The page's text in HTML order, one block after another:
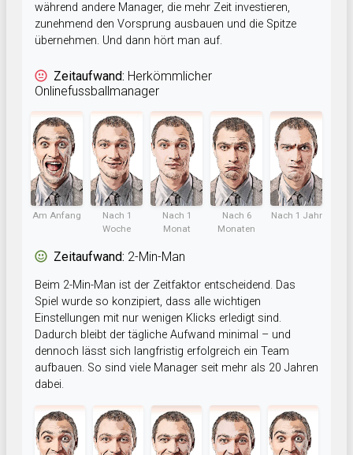
während andere Manager, die mehr Zeit investieren,
zunehmend den Vorsprung ausbauen und die Spitze
übernehmen. Und dann hört man auf.
Zeitaufwand: Herkömmlicher
Onlinefussballmanager
Am Anfang
Nach 1
Woche
Nach 1
Monat
Nach 6
Monaten
Nach 1 Jahr
Zeitaufwand: 2-Min-Man
Beim 2-Min-Man ist der Zeitfaktor entscheidend. Das
Spiel wurde so konzipiert, dass alle wichtigen
Einstellungen mit nur wenigen Klicks erledigt sind.
Dadurch bleibt der tägliche Aufwand minimal – und
dennoch lässt sich langfristig erfolgreich ein Team
aufbauen. So sind viele Manager seit mehr als 20 Jahren
dabei.